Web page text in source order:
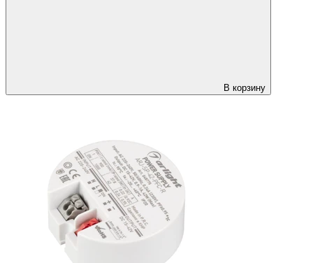
В корзину